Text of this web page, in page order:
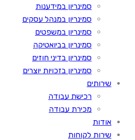
סמינריון במידענות
סמינריון במנהל עסקים
סמינריון במשפטים
סמינריון בביואטיקה
סמינריון בדיני חוזים
סמינריון בזכויות יוצרים
שירותים
רכישת עבודה
מכירת עבודה
אודות
שירות לקוחות